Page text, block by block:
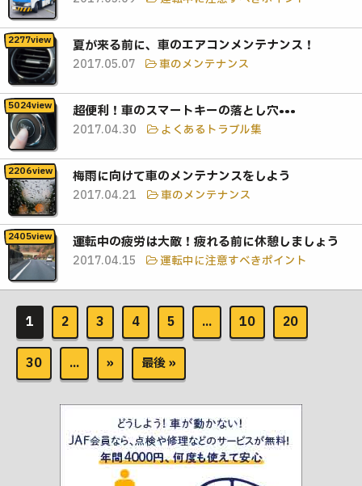
夏が来る前に、車のエアコンメンテナンス！
2017.05.07 車のメンテナンス
超便利！車のスマートキーの落とし穴•••
2017.04.30 よくあるトラブル集
梅雨に向けて車のメンテナンスをしよう
2017.04.21 車のメンテナンス
運転中の疲労は大敵！疲れる前に休憩しましょう
2017.04.15 運転中に注意すべきポイント
1 2 3 4 5 ... 10 20
30 ... » 最後 »